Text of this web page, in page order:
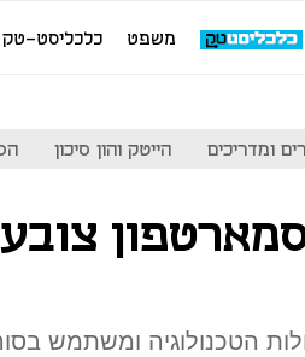
משפט כלכליסט-טק
ומדריכים הייטק והון סיכון
צובע
הטכנולוגיה ומשתמש